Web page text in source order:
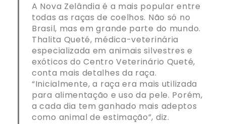
A Nova Zelândia é a mais popular entre
todas as raças de coelhos. Não só no
Brasil, mas em grande parte do mundo.
Thalita Queté, médica-veterinária
especializada em animais silvestres e
exóticos do Centro Veterinário Queté,
conta mais detalhes da raça.
“Inicialmente, a raça era mais utilizada
para alimentação e uso da pele. Porém,
a cada dia tem ganhado mais adeptos
como animal de estimação”, diz.